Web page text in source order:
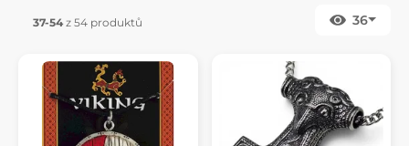
37-54 z 54 produktů 36